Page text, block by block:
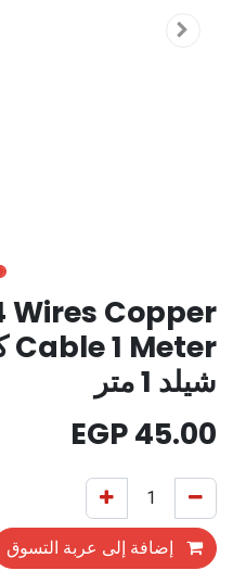
Wires Copper
شيلد 1 متر
45.00
إضافة إلى عربة التسوق